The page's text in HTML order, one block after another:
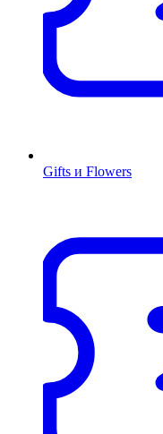
Gifts и Flowers